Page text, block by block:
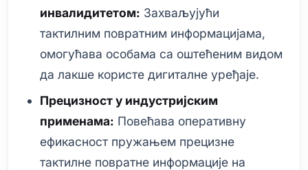
инвалидитетом: Захваљујући
тактилним повратним информацијама,
омогућава особама са оштећеним видом
да лакше користе дигиталне уређаје.
Прецизност у индустријским
применама: Повећава оперативну
ефикасност пружањем прецизне
тактилне повратне информације на